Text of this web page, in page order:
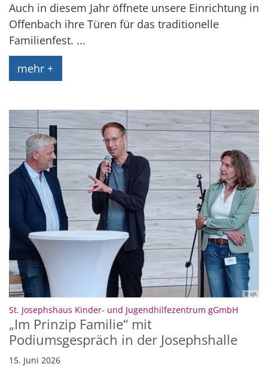
Auch in diesem Jahr öffnete unsere Einrichtung in
Offenbach ihre Türen für das traditionelle
Familienfest. ...
mehr +
© sjh
St. Josephshaus Kinder- und Jugendhilfezentrum gGmbH
„Im Prinzip Familie“ mit
Podiumsgespräch in der Josephshalle
15. Juni 2026